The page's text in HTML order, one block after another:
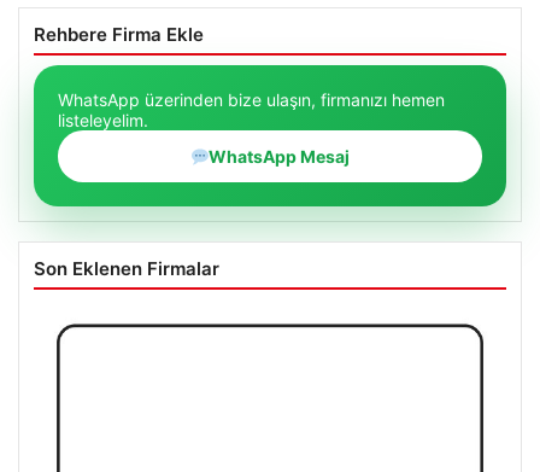
Rehbere Firma Ekle
WhatsApp üzerinden bize ulaşın, firmanızı hemen
listeleyelim.
WhatsApp Mesaj
Son Eklenen Firmalar